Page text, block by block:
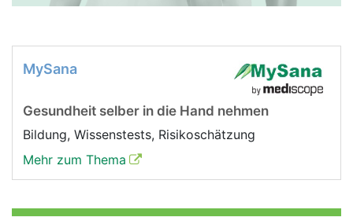
MySana
Gesundheit selber in die Hand nehmen
Bildung, Wissenstests, Risikoschätzung
Mehr zum Thema